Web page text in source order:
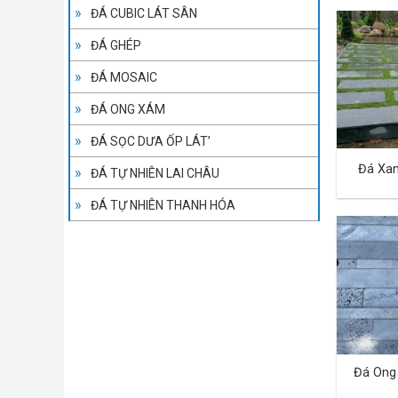
ĐÁ CUBIC LÁT SÂN
ĐÁ GHÉP
ĐÁ MOSAIC
ĐÁ ONG XÁM
ĐÁ SỌC DƯA ỐP LÁT’
ĐÁ TỰ NHIÊN LAI CHÂU
ĐÁ TỰ NHIÊN THANH HÓA
Đá
Đá